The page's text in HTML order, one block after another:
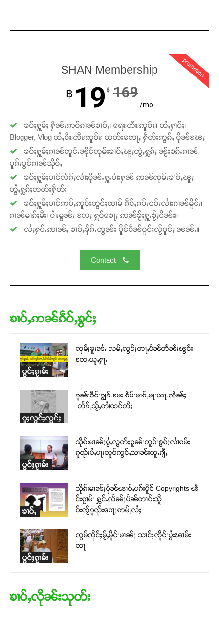
promotion
SHAN Membership
฿ 19 ฿ 169
/mo
ၶဝ်ႈႁူမ်ႈ ႁဵၼ်းဢဝ်ၵၢၼ်ၶၢဝ်ႇ၊ ရေႊတီႊဢူဝ်ႊ၊ ထႆႇႁၢင်ႈ၊
Blogger, Vlog ထႆႇဝီႊတီႊဢူဝ်ႊ တတ်းတေႃႇ ႁဵတ်းဢွၵ်ႇ ပိုၼ်ၽႄႈ
ၶဝ်ႈႁူမ်ႈၵၢၼ်တူင်ႉၼိုင်ၸုမ်းၶၢဝ်ႇၽူႈတွႆႇႁွၵ်ႈ ၼႂ်းၶၵ်ႉၵၢၼ်
ပူၵ်းပွင်ၵၢၼ်သိုဝ်ႇ
ၶဝ်ႈႁူမ်ႈပၢင်လႅၵ်ႈလၢႆႈပိုၼ်ႉႁူႉပၢႆးႁၼ် ဢၼ်ၸုမ်းၶၢဝ်ႇၽူႈ
တွႆႇႁွၵ်ႈၸတ်းႁဵတ်း
ၶဝ်ႈႁူမ်ႈပၢင်ဢုပ်ႇဢူဝ်းတွင်ႈထၢမ် ၵဵဝ်ႇၵပ်းငဝ်းလၢႆးၵၢၼ်မိူင်း၊
ၵၢၼ်မၢၵ်ႈမီး၊ ပၢႆးမွၼ်း လႄႈ ႁူဝ်ၶေႃႈ ဢၼ်ၶႂ်ႈႁူႉၶႂ်ႈငိၼ်း။
လႆႈႁပ်ႉဢၢၼ်ႇ ၶၢဝ်ႇၶိုၵ်ႉတွၼ်း ပိူင်ပဵၼ်ဝူင်ႈလႂ်ဝူင်ႈ ၼၼ်ႉ။
Contact
ၶၢဝ်ႇဢၼ်ၵဵဝ်ႇၶွင်ႈ
ပွင်ႈၵႂၢမ်း
ၸုမ်ႈၶူးၼႆႉ လမ်ႇလွင်ႈတႃႇပဵၼ်တႅၼ်းၽွင်း
တႄႉယူႇႁႃႉ
ၵူႈလွင်ႈလွင်ႈ
ၵူၼ်းဝဵင်းၵျွၵ်ႉမႄး ၵဵပ်းမၢၵ်ႇမႃးယႃႉလဵၼ်ႈ
တႅၵ်ႇသႂ်ႇတၢႆထင်တီႈ
ပွင်ႈၵႂၢမ်း
သိုၵ်းမၢၼ်ႈပွႆႇလွတ်ႈၵူၼ်းတူၵ်းၶွၵ်ႈလၢႆၵမ်း
ၵူၺ်းပႆႇပႃးတူဝ်ဢွင်ႇသၢၼ်းၸူႉၵျီႇ
ၶၢဝ်ႇ
သိုၵ်းမၢၼ်ႈပိုၼ်ၽၢဝ်ႇပၵ်းပိူင် Copyrights ၽဵ
င်းၵႂၢမ်း ႁွင်ႉလဵၼ်ႈပဵၼ်တၢင်းသိူ
ဝ်းၸႂ်ၵူၺ်းၵေႃႈဢမ်ႇလႆႈ
ပွင်ႈၵႂၢမ်း
ၸွမ်ၸိုင်ႈမႂ်ႇမိူင်းမၢၼ်ႈ သၢင်ႈၸိူင်းပွႆးၽၢမ်း
တႃ
ၶၢဝ်ႇလိုၼ်းသုတ်း